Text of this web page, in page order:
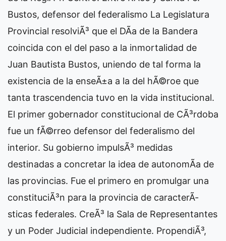
Bustos, defensor del federalismo La Legislatura
Provincial resolviÃ³ que el DÃ­a de la Bandera
coincida con el del paso a la inmortalidad de
Juan Bautista Bustos, uniendo de tal forma la
existencia de la enseÃ±a a la del hÃ©roe que
tanta trascendencia tuvo en la vida institucional.
El primer gobernador constitucional de CÃ³rdoba
fue un fÃ©rreo defensor del federalismo del
interior. Su gobierno impulsÃ³ medidas
destinadas a concretar la idea de autonomÃ­a de
las provincias. Fue el primero en promulgar una
constituciÃ³n para la provincia de caracterÃ­
sticas federales. CreÃ³ la Sala de Representantes
y un Poder Judicial independiente. PropendiÃ³,